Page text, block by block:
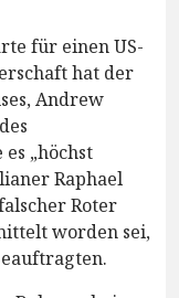
für einen US-
hat der
Andrew
„höchst
Raphael
Roter
worden sei,